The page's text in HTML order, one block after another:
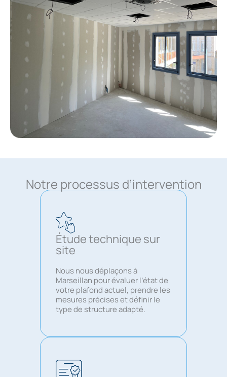
Notre processus d’intervention
Étude technique sur
site
Nous nous déplaçons à
Marseillan pour évaluer l’état de
votre plafond actuel, prendre les
mesures précises et définir le
type de structure adapté.